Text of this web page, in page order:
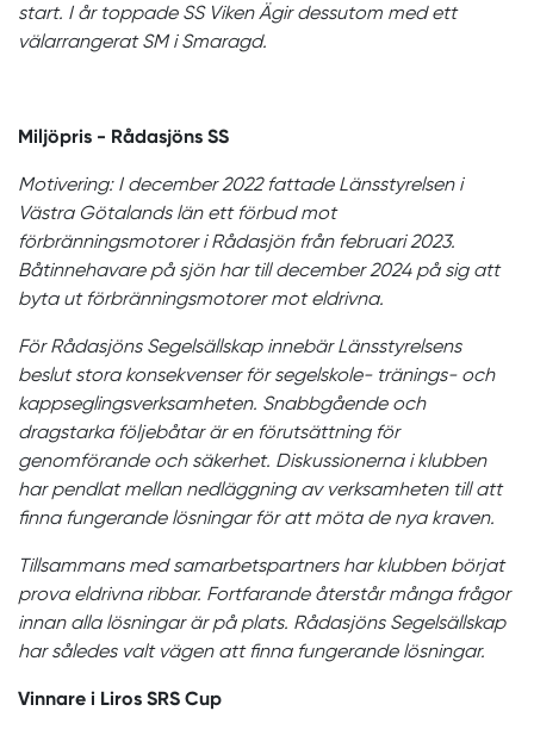
start. I år toppade SS Viken Ägir dessutom med ett
välarrangerat SM i Smaragd.
Miljöpris - Rådasjöns SS
Motivering: I december 2022 fattade Länsstyrelsen i
Västra Götalands län ett förbud mot
förbränningsmotorer i Rådasjön från februari 2023.
Båtinnehavare på sjön har till december 2024 på sig att
byta ut förbränningsmotorer mot eldrivna.
För Rådasjöns Segelsällskap innebär Länsstyrelsens
beslut stora konsekvenser för segelskole- tränings- och
kappseglingsverksamheten. Snabbgående och
dragstarka följebåtar är en förutsättning för
genomförande och säkerhet. Diskussionerna i klubben
har pendlat mellan nedläggning av verksamheten till att
finna fungerande lösningar för att möta de nya kraven.
Tillsammans med samarbetspartners har klubben börjat
prova eldrivna ribbar. Fortfarande återstår många frågor
innan alla lösningar är på plats. Rådasjöns Segelsällskap
har således valt vägen att finna fungerande lösningar.
Vinnare i Liros SRS Cup